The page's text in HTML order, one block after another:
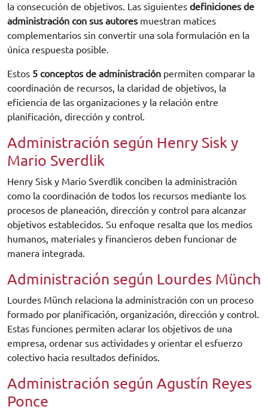
la consecución de objetivos. Las siguientes definiciones de
administración con sus autores muestran matices
complementarios sin convertir una sola formulación en la
única respuesta posible.
Estos 5 conceptos de administración permiten comparar la
coordinación de recursos, la claridad de objetivos, la
eficiencia de las organizaciones y la relación entre
planificación, dirección y control.
Administración según Henry Sisk y
Mario Sverdlik
Henry Sisk y Mario Sverdlik conciben la administración
como la coordinación de todos los recursos mediante los
procesos de planeación, dirección y control para alcanzar
objetivos establecidos. Su enfoque resalta que los medios
humanos, materiales y financieros deben funcionar de
manera integrada.
Administración según Lourdes Münch
Lourdes Münch relaciona la administración con un proceso
formado por planificación, organización, dirección y control.
Estas funciones permiten aclarar los objetivos de una
empresa, ordenar sus actividades y orientar el esfuerzo
colectivo hacia resultados definidos.
Administración según Agustín Reyes
Ponce